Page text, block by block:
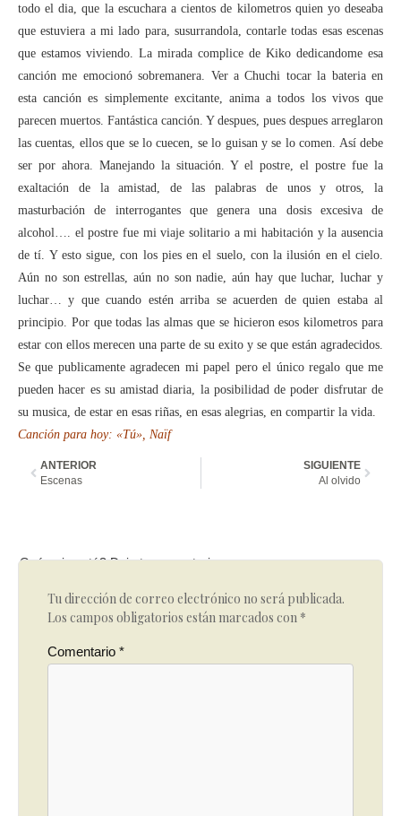
todo el dia, que la escuchara a cientos de kilometros quien yo deseaba
que estuviera a mi lado para, susurrandola, contarle todas esas escenas
que estamos viviendo. La mirada complice de Kiko dedicandome esa
canción me emocionó sobremanera. Ver a Chuchi tocar la bateria en
esta canción es simplemente excitante, anima a todos los vivos que
parecen muertos. Fantástica canción. Y despues, pues despues arreglaron
las cuentas, ellos que se lo cuecen, se lo guisan y se lo comen. Así debe
ser por ahora. Manejando la situación. Y el postre, el postre fue la
exaltación de la amistad, de las palabras de unos y otros, la
masturbación de interrogantes que genera una dosis excesiva de
alcohol…. el postre fue mi viaje solitario a mi habitación y la ausencia
de tí. Y esto sigue, con los pies en el suelo, con la ilusión en el cielo.
Aún no son estrellas, aún no son nadie, aún hay que luchar, luchar y
luchar… y que cuando estén arriba se acuerden de quien estaba al
principio. Por que todas las almas que se hicieron esos kilometros para
estar con ellos merecen una parte de su exito y se que están agradecidos.
Se que publicamente agradecen mi papel pero el único regalo que me
pueden hacer es su amistad diaria, la posibilidad de poder disfrutar de
su musica, de estar en esas riñas, en esas alegrias, en compartir la vida.
Canción para hoy: «Tú», Naïf
ANTERIOR
Escenas
SIGUIENTE
Al olvido
Qué opinas tú? Deja tu comentario
Tu dirección de correo electrónico no será publicada.
Los campos obligatorios están marcados con *
Comentario *